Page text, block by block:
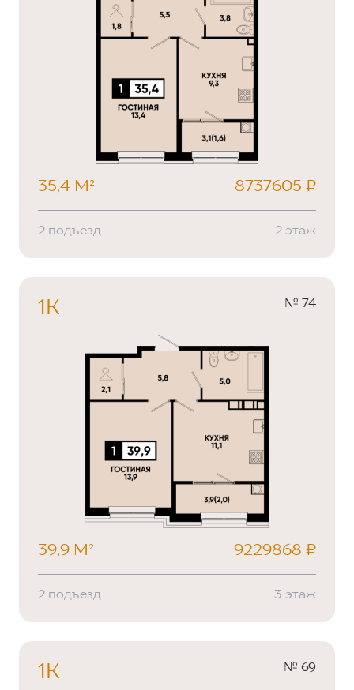
35,4 М² 8737605 ₽
2 подъезд 2 этаж
1К № 74
39,9 М² 9229868 ₽
2 подъезд 3 этаж
1К № 69